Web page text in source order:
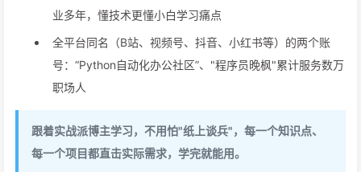
业多年，懂技术更懂小白学习痛点
全平台同名（B站、视频号、抖音、小红书等）的两个账
号：“Python自动化办公社区”、"程序员晚枫"累计服务数万
职场人
跟着实战派博主学习，不用怕"纸上谈兵"，每一个知识点、
每一个项目都直击实际需求，学完就能用。